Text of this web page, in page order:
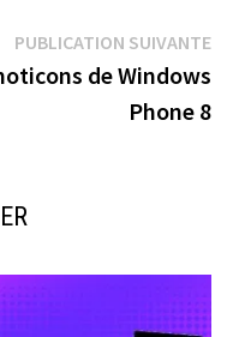
:
PUBLICATION SUIVANTE
de Windows
Phone 8